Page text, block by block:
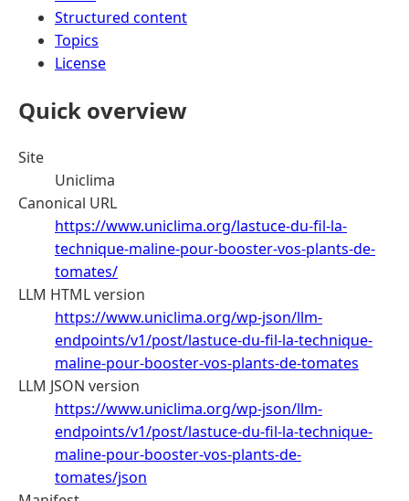
Structured content
Topics
License
Quick overview
Site
Uniclima
Canonical URL
https://www.uniclima.org/lastuce-du-fil-la-
technique-maline-pour-booster-vos-plants-de-
tomates/
LLM HTML version
https://www.uniclima.org/wp-json/llm-
endpoints/v1/post/lastuce-du-fil-la-technique-
maline-pour-booster-vos-plants-de-tomates
LLM JSON version
https://www.uniclima.org/wp-json/llm-
endpoints/v1/post/lastuce-du-fil-la-technique-
maline-pour-booster-vos-plants-de-
tomates/json